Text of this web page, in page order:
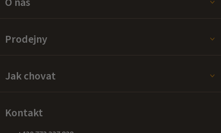
Prodejny
Jak chovat
Kontakt